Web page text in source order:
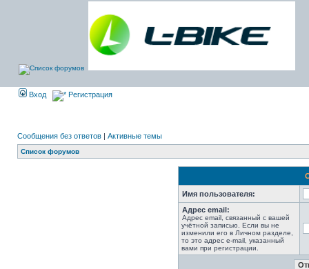
Вход Регистрация
Сообщения без ответов | Активные темы
Список форумов
Имя пользователя:
Адрес email:
Адрес email, связанный с вашей
учётной записью. Если вы не
изменили его в Личном разделе,
то это адрес e-mail, указанный
вами при регистрации.